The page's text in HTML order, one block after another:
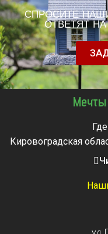
СПРОСИТЕ
ОТВЕТЯТ
Мечты
Кировоградская
Знаменка,
Звенигородка,
Монастырище,
Черкассы,ул.